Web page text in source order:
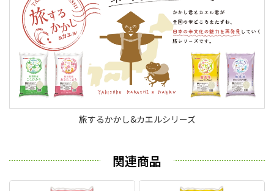
旅するかかし&カエルシリーズ
関連商品